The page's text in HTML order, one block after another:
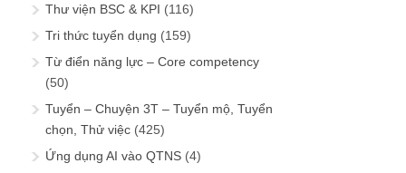
Thư viện BSC & KPI (116)
Tri thức tuyển dụng (159)
Từ điển năng lực – Core competency
(50)
Tuyển – Chuyện 3T – Tuyển mộ, Tuyển
chọn, Thử việc (425)
Ứng dụng AI vào QTNS (4)